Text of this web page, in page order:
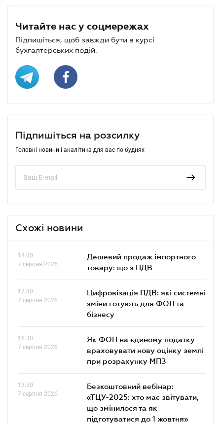
Читайте нас у соцмережах
Підпишіться, щоб завжди бути в курсі
бухгалтерських подій.
Підпишіться на розсилку
Головні новини і аналітика для вас по буднях
Схожі новини
18.00
7 серпня 2026
Дешевий продаж імпортного
товару: що з ПДВ
17.30
7 серпня 2026
Цифровізація ПДВ: які системні
зміни готують для ФОП та
бізнесу
16.30
7 серпня 2026
Як ФОП на єдиному податку
враховувати нову оцінку землі
при розрахунку МПЗ
13.30
7 серпня 2026
Безкоштовний вебінар:
«ТЦУ-2025: хто має звітувати,
що змінилося та як
підготуватися до 1 жовтня»